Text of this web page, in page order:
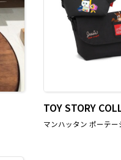
TOY STORY
マンハッタン ポーテー